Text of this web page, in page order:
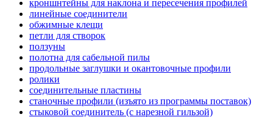
кроншнтейны для наклона и пересечения профилей
линейные соединители
обжимные клещи
петли для створок
ползуны
полотна для сабельной пилы
продольные заглушки и окантовочные профили
ролики
соединительные пластины
станочные профили (изъято из программы поставок)
стыковой соединитель (с нарезной гильзой)